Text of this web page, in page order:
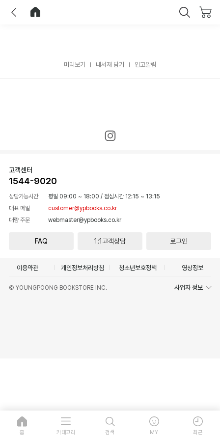
미리보기 내서재 담기 입고알림
고객센터
1544-9020
상담가능시간 평일 09:00 ~ 18:00 / 점심시간 12:15 ~ 13:15
대표 메일
customer@ypbooks.co.kr
대량 주문
webmaster@ypbooks.co.kr
FAQ 1:1고객상담 로그인
이용약관 개인정보처리방침 청소년보호정책 영상정보
© YOUNGPOONG BOOKSTORE INC. 사업자 정보
홈 카테고리 검색 MY 최근